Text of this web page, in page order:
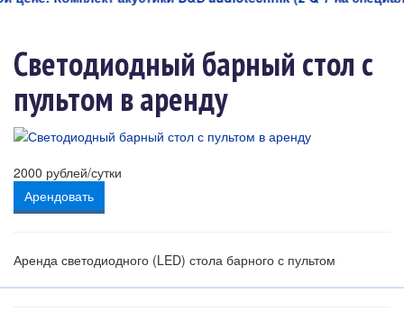
Светодиодный барный стол с
пультом в аренду
2000 рублей/сутки
Арендовать
Аренда светодиодного (LED) стола барного с пультом